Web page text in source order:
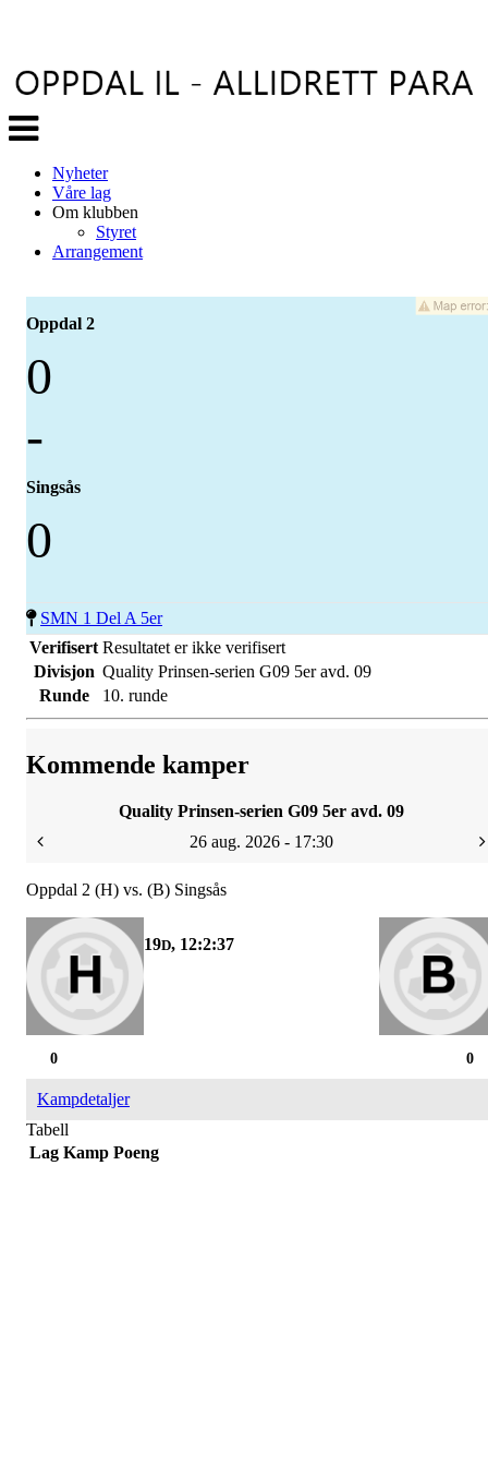
Veksle
navigasjon
Nyheter
Våre lag
Om klubben
Styret
Arrangement
Oppdal 2
0
-
Singsås
0
SMN 1 Del A 5er
Verifisert Resultatet er ikke verifisert
Divisjon Quality Prinsen-serien G09 5er avd. 09
Runde
10. runde
Kommende kamper
Quality Prinsen-serien G09 5er avd. 09
26 aug. 2026 - 17:30
Oppdal 2 (H) vs. (B) Singsås
19D, 12:2:37
0
0
Kampdetaljer
Tabell
Lag Kamp Poeng